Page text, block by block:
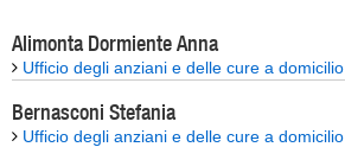
Alimonta Dormiente Anna
Ufficio degli anziani e delle cure a domicilio
Bernasconi Stefania
Ufficio degli anziani e delle cure a domicilio